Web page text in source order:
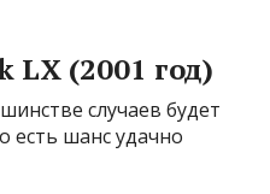
LX (2001 год)
случаев будет
есть шанс удачно